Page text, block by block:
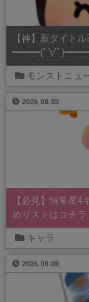
【神】新タイト
━━━(ﾟ∀ﾟ
モンストニュ
2026.08.03
【必見】恒常星4
めリストはコチラ
キャラ
2026.08.08